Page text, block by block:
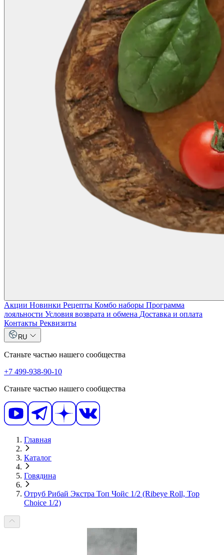
Акции Новинки Рецепты Комбо наборы Программа
лояльности Условия возврата и обмена Доставка и оплата
Контакты Реквизиты
RU
Станьте частью нашего сообщества
+7 499-938-90-10
Станьте частью нашего сообщества
Главная
Каталог
Говядина
Отруб Рибай Экстра Топ Чойс 1/2 (Ribeye Roll, Top
Choice 1/2)